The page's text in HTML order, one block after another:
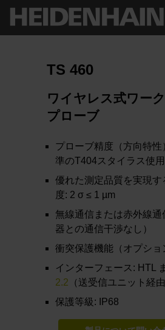
TS 460
ワイヤレス式ワー
プローブ
プローブ精度（方向特性
準のT404スタイラス使用
優れた測定品質を実現す
度: 2 σ ≤ 1 µm
無線通信または赤外線通
器との通信干渉なし）
衝突保護機能（オプショ
インターフェース: HTL
2.2 （送受信ユニット経由
保護等級: IP68